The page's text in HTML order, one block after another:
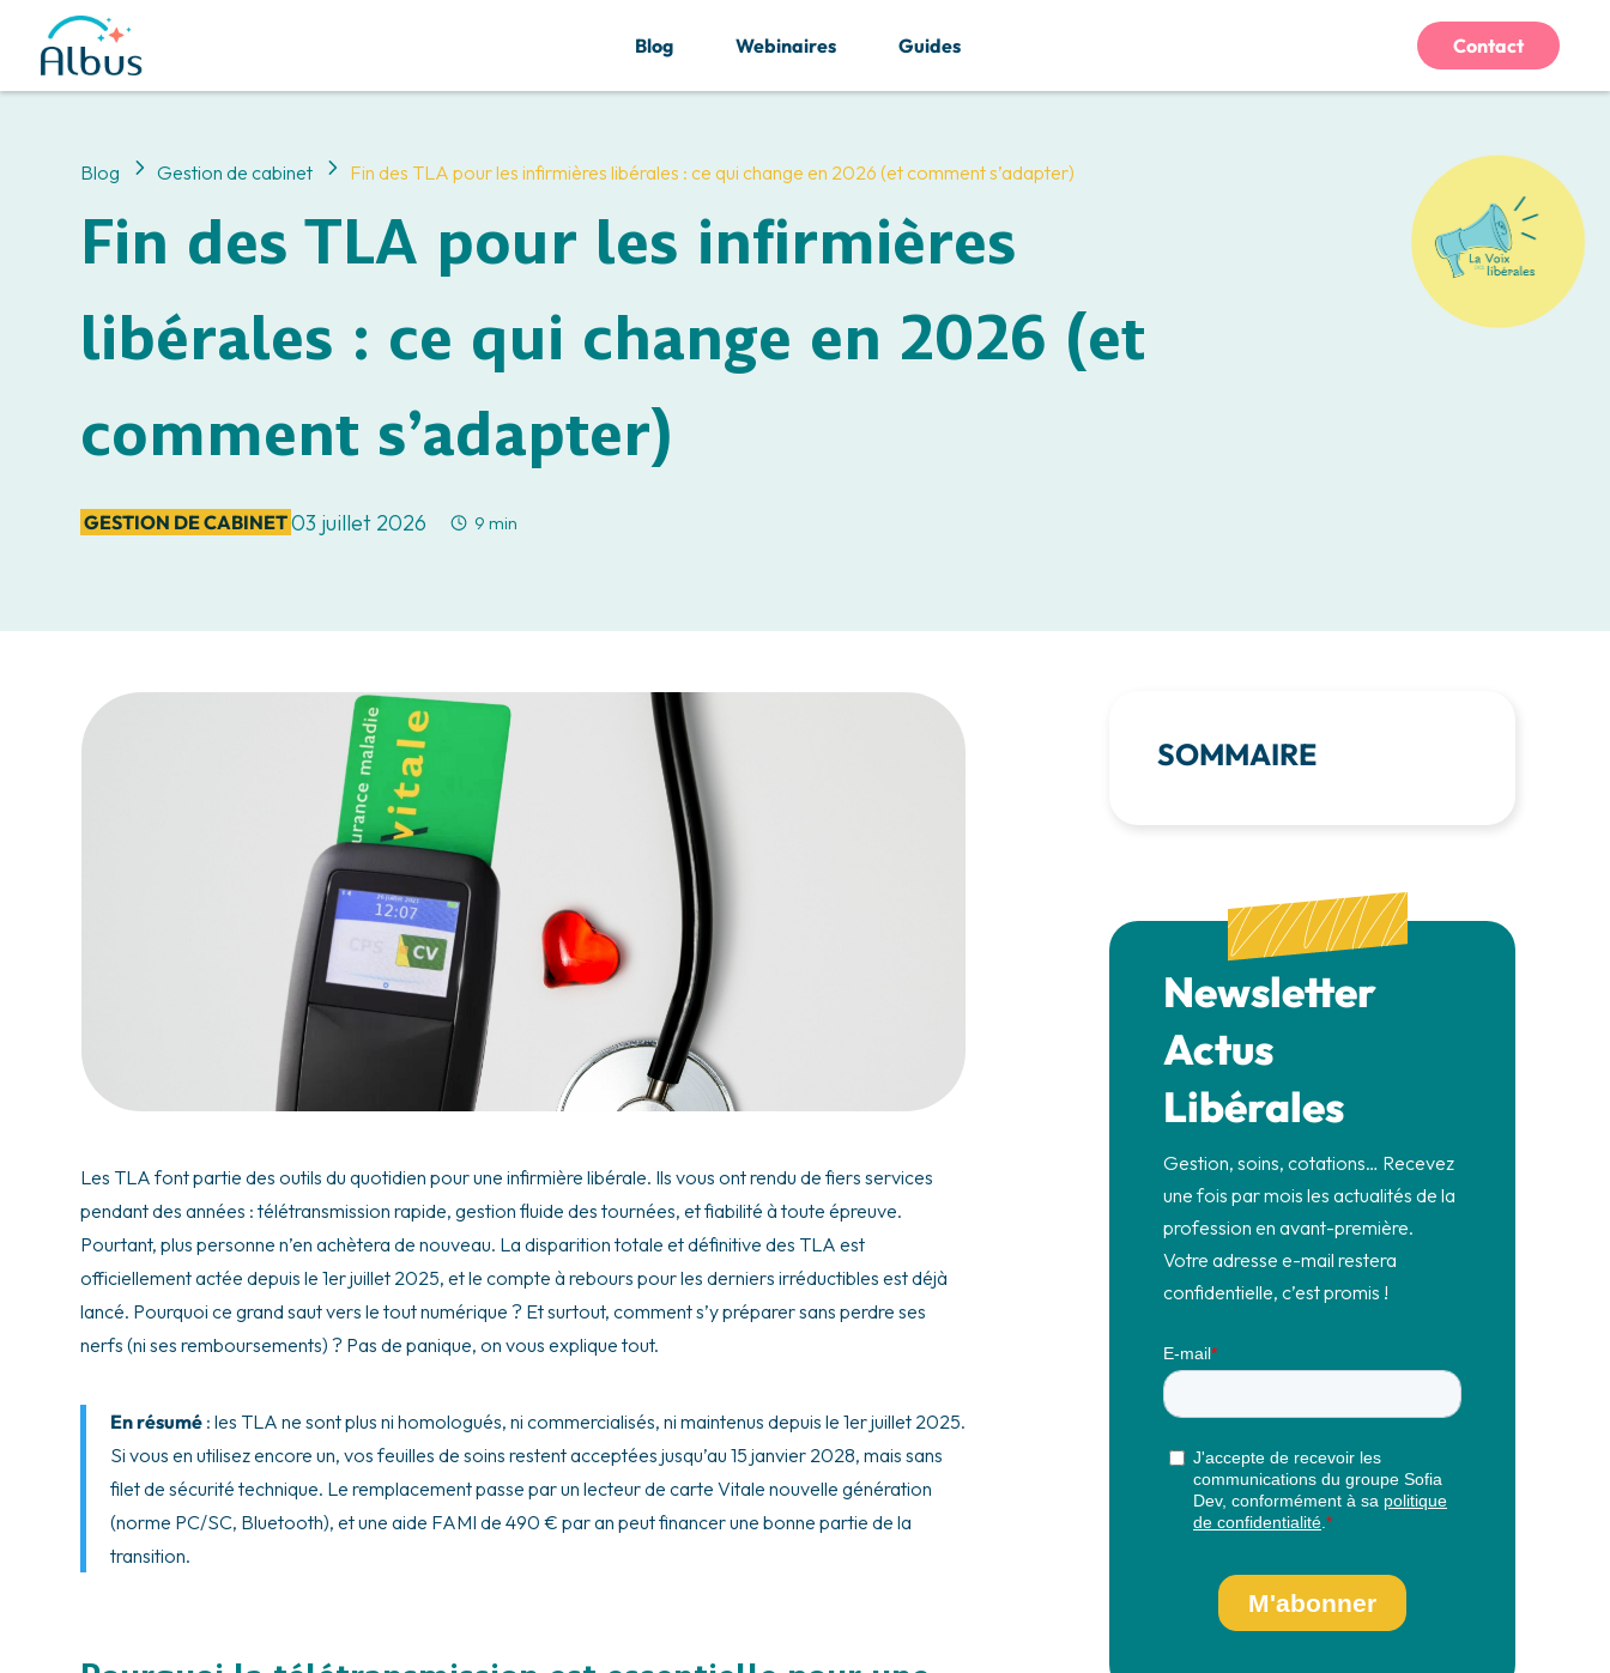
Blog 5 Gestion de cabinet 5 Fin des TLA pour les infirmières libérales : ce qui change en 2026 (et comment s’adapter)
Fin des TLA pour les infirmières
libérales : ce qui change en 2026 (et
comment s’adapter)
GESTION DE CABINET03 juillet 2026 9 min
Les TLA font partie des outils du quotidien pour une infirmière libérale. Ils vous ont rendu de fiers services
pendant des années : télétransmission rapide, gestion fluide des tournées, et fiabilité à toute épreuve.
Pourtant, plus personne n’en achètera de nouveau. La disparition totale et définitive des TLA est
officiellement actée depuis le 1er juillet 2025, et le compte à rebours pour les derniers irréductibles est déjà
lancé. Pourquoi ce grand saut vers le tout numérique ? Et surtout, comment s’y préparer sans perdre ses
nerfs (ni ses remboursements) ? Pas de panique, on vous explique tout.
En résumé : les TLA ne sont plus ni homologués, ni commercialisés, ni maintenus depuis le 1er juillet 2025.
Si vous en utilisez encore un, vos feuilles de soins restent acceptées jusqu’au 15 janvier 2028, mais sans
filet de sécurité technique. Le remplacement passe par un lecteur de carte Vitale nouvelle génération
(norme PC/SC, Bluetooth), et une aide FAMI de 490 € par an peut financer une bonne partie de la
transition.
SOMMAIRE
Newsletter
Actus
Libérales
Gestion, soins, cotations… Recevez
une fois par mois les actualités de la
profession en avant-première.
Votre adresse e-mail restera
confidentielle, c’est promis !
Blog Webinaires Guides Contact